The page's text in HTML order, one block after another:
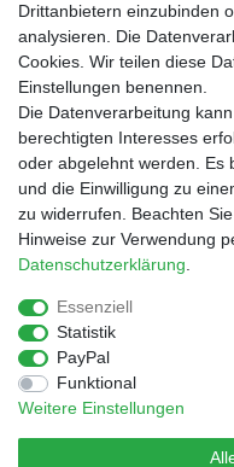
Shop
Zahlungs- und
Warenkorb
Kasse
Mein Konto
Kontakt
Facebook
Service
Impressum
Widerrufs­recht
Drittanbietern einzubinden
analysieren. Die
Cookies. Wir teilen diese
Einstellungen benennen.
Die Datenverarbeitung
berechtigten Interesses
oder abgelehnt werden. Es
und die Einwilligung zu
zu widerrufen. Beachten
Hinweise zur Verwendung
Daten­schutz­erklärung
Essenziell
Statistik
PayPal
Funktional
Weitere Einstellungen